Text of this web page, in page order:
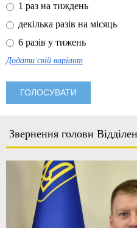
1 раз на тиждень
декілька разів на місяць
6 разів у тижень
Додати свій варіант
Звернення голови